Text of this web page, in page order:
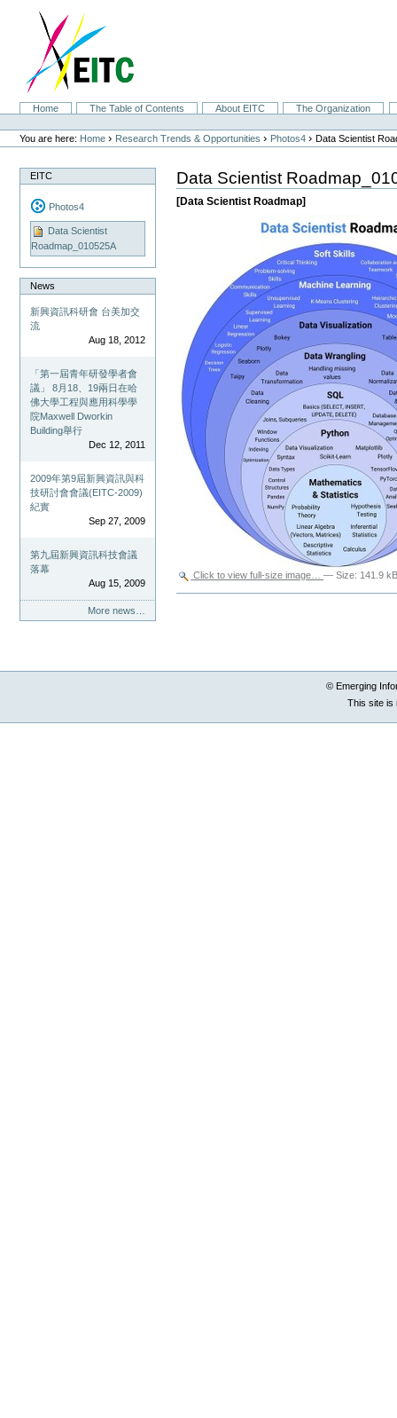
navigation
SectionsHome The Table of Contents About EITC
The Organization
Personal
tools
You are here: Home › Research Trends & Opportunities › Photos4 ›Data Scientist
EITC
Photos4
Data Scientist
Roadmap_010525A
News
新興資訊科研會 台美加交
流
Aug 18, 2012
「第一屆青年研發學者會
議」 8月18、19兩日在哈
佛大學工程與應用科學學
院Maxwell Dworkin
Building舉行
Dec 12, 2011
2009年第9屆新興資訊與科
技研討會會議(EITC-2009)
紀實
Sep 27, 2009
第九屆新興資訊科技會議
落幕
Aug 15, 2009
More news…
Data Scientist
[Data Scientist Roadmap]
Click to view full-size image… —Size: 141.9
© Emerging
This site is